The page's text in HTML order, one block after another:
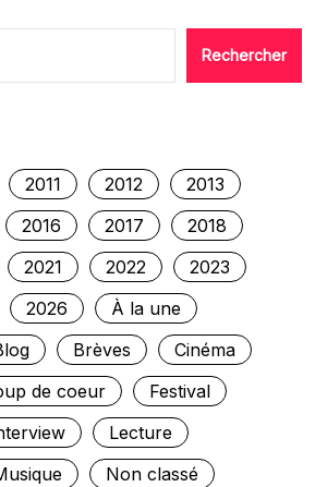
Rechercher
2011 2012
2013
2016 2017
2018
2021 2022
2023
2026
À la une
Brèves
Cinéma
de coeur
Festival
Lecture
Non classé